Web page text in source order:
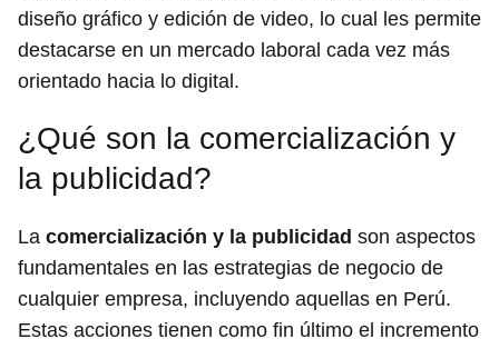
diseño gráfico y edición de video, lo cual les permite
destacarse en un mercado laboral cada vez más
orientado hacia lo digital.
¿Qué son la comercialización y
la publicidad?
La comercialización y la publicidad son aspectos
fundamentales en las estrategias de negocio de
cualquier empresa, incluyendo aquellas en Perú.
Estas acciones tienen como fin último el incremento